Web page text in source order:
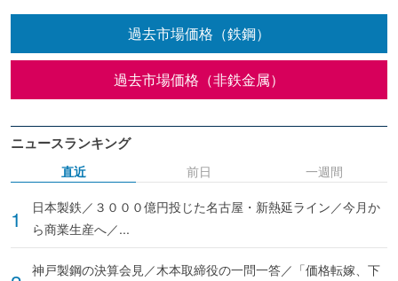
過去市場価格（鉄鋼）
過去市場価格（非鉄金属）
ニュースランキング
直近
日本製鉄／３０００億円投じた名古屋・新熱延ライン／今月か
ら商業生産へ／...
神戸製鋼の決算会見／木本取締役の一問一答／「価格転嫁、下
前日 一週間